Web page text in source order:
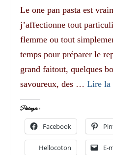
Le one pan pasta est
j’affectionne tout
flemme ou tout
temps pour préparer le
grand faitout, quelques
savoureux, des … Lire la
Partager :
Facebook
Hellocoton E-